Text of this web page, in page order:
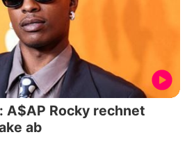
A$AP Rocky rechnet
ab